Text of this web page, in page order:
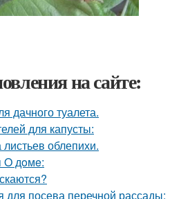
на сайте:
дачного туалета.
для капусты:
облепихи.
дoмe:
посева перечной рассады: